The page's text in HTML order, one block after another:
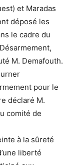
et Maradas
déposé les
le cadre du
M. Demafouth.
pour le
déclaré M.
comité de
à la sûreté
liberté